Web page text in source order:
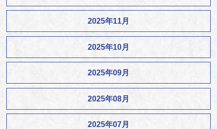
2025年11月
2025年10月
2025年09月
2025年08月
2025年07月